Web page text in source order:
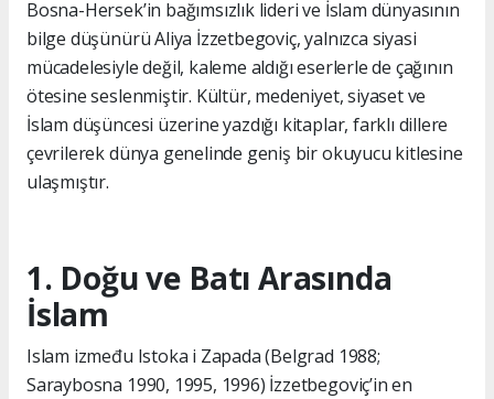
Bosna-Hersek’in bağımsızlık lideri ve İslam dünyasının
bilge düşünürü Aliya İzzetbegoviç, yalnızca siyasi
mücadelesiyle değil, kaleme aldığı eserlerle de çağının
ötesine seslenmiştir. Kültür, medeniyet, siyaset ve
İslam düşüncesi üzerine yazdığı kitaplar, farklı dillere
çevrilerek dünya genelinde geniş bir okuyucu kitlesine
ulaşmıştır.
1. Doğu ve Batı Arasında
İslam
Islam između Istoka i Zapada (Belgrad 1988;
Saraybosna 1990, 1995, 1996) İzzetbegoviç’in en